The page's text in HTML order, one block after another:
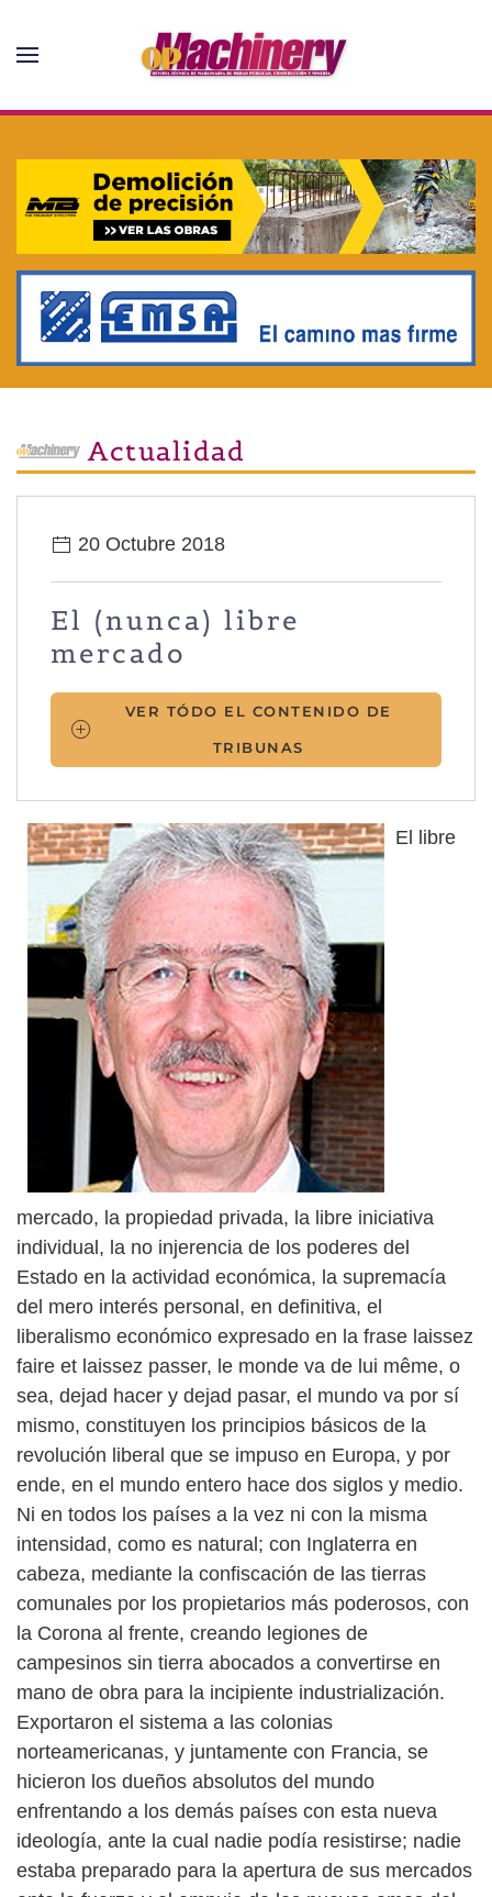
Skip to main content
Actualidad
20 Octubre 2018
El (nunca) libre
mercado
VER TÓDO EL CONTENIDO DE
TRIBUNAS
El libre
mercado, la propiedad privada, la libre iniciativa
individual, la no injerencia de los poderes del
Estado en la actividad económica, la supremacía
del mero interés personal, en definitiva, el
liberalismo económico expresado en la frase laissez
faire et laissez passer, le monde va de lui même, o
sea, dejad hacer y dejad pasar, el mundo va por sí
mismo, constituyen los principios básicos de la
revolución liberal que se impuso en Europa, y por
ende, en el mundo entero hace dos siglos y medio.
Ni en todos los países a la vez ni con la misma
intensidad, como es natural; con Inglaterra en
cabeza, mediante la confiscación de las tierras
comunales por los propietarios más poderosos, con
la Corona al frente, creando legiones de
campesinos sin tierra abocados a convertirse en
mano de obra para la incipiente industrialización.
Exportaron el sistema a las colonias
norteamericanas, y juntamente con Francia, se
hicieron los dueños absolutos del mundo
enfrentando a los demás países con esta nueva
ideología, ante la cual nadie podía resistirse; nadie
estaba preparado para la apertura de sus mercados